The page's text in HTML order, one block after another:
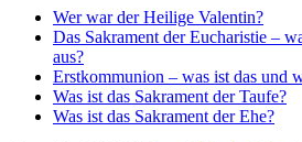
Wer war der Heilige Valentin?
Das Sakrament der Eucharistie –
aus?
Erstkommunion – was ist das und
Was ist das Sakrament der Taufe?
Was ist das Sakrament der Ehe?